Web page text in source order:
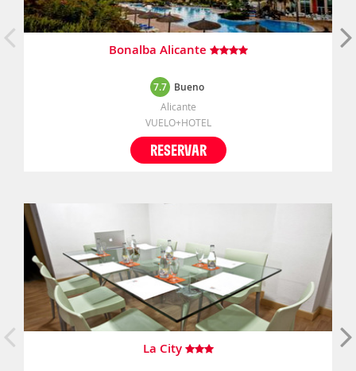
Bonalba Alicante
7.7 Bueno
Alicante
VUELO+HOTEL
RESERVAR
La City